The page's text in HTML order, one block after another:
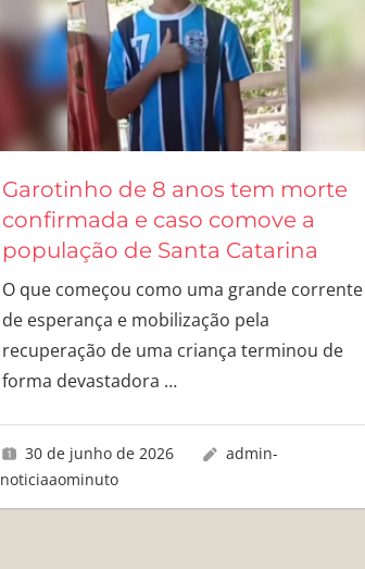
Garotinho de 8 anos tem morte
confirmada e caso comove a
população de Santa Catarina
O que começou como uma grande corrente
de esperança e mobilização pela
recuperação de uma criança terminou de
forma devastadora …
30 de junho de 2026
admin-
noticiaaominuto